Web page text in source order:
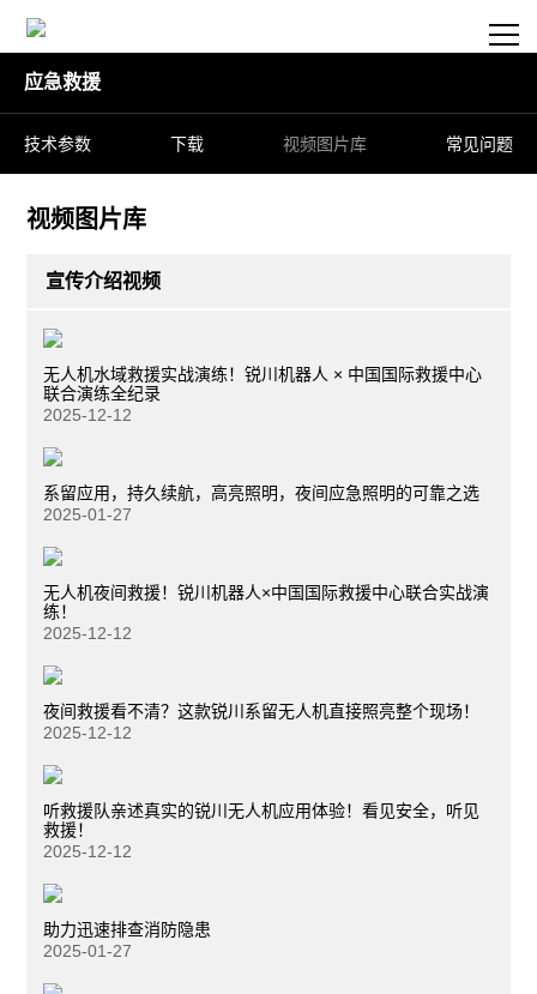
应急救援
技术参数 下载 视频图片库 常见问题
视频图片库
宣传介绍视频
无人机水域救援实战演练！锐川机器人 × 中国国际救援中心
联合演练全纪录
2025-12-12
系留应用，持久续航，高亮照明，夜间应急照明的可靠之选
2025-01-27
无人机夜间救援！锐川机器人×中国国际救援中心联合实战演
练！
2025-12-12
夜间救援看不清？这款锐川系留无人机直接照亮整个现场！
2025-12-12
听救援队亲述真实的锐川无人机应用体验！看见安全，听见
救援！
2025-12-12
助力迅速排查消防隐患
2025-01-27